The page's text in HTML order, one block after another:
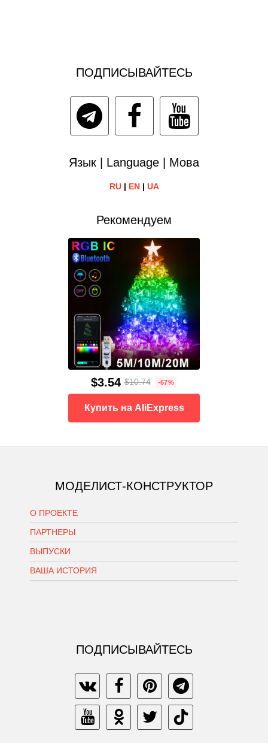
ПОДПИСЫВАЙТЕСЬ
Язык | Language | Мова
RU| EN| UA
Рекомендуем
$3.54 $10.74 -67%
Купить на AliExpress
МОДЕЛИСТ-КОНСТРУКТОР
О ПРОЕКТЕ
ПАРТНЕРЫ
ВЫПУСКИ
ВАША ИСТОРИЯ
ПОДПИСЫВАЙТЕСЬ